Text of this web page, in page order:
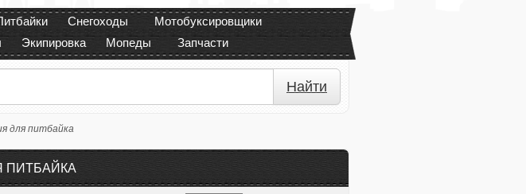
Снегоходы
Мотобуксировщики
Экипировка Мопеды Запчасти
Найти
для питбайка
ПИТБАЙКА